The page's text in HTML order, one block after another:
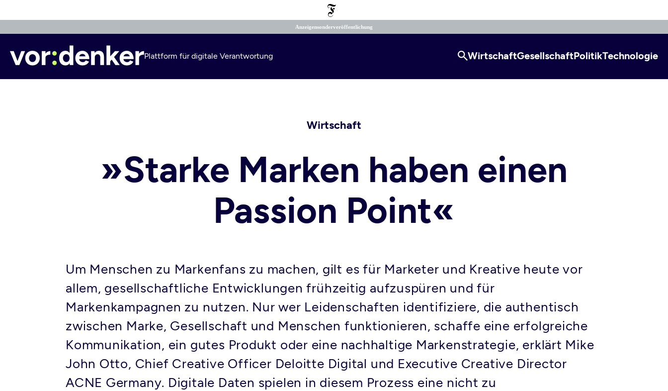
Anzeigensonderveröffentlichung
Plattform für digitale Verantwortung WirtschaftGesellschaftPolitikTechnologie
Wirtschaft
»Starke Marken haben einen
Passion Point«
Um Menschen zu Markenfans zu machen, gilt es für Marketer und Kreative heute vor
allem, gesellschaftliche Entwicklungen frühzeitig aufzuspüren und für
Markenkampagnen zu nutzen. Nur wer Leidenschaften identifiziere, die authentisch
zwischen Marke, Gesellschaft und Menschen funktionieren, schaffe eine erfolgreiche
Kommunikation, ein gutes Produkt oder eine nachhaltige Markenstrategie, erklärt Mike
John Otto, Chief Creative Officer Deloitte Digital und Executive Creative Director
ACNE Germany. Digitale Daten spielen in diesem Prozess eine nicht zu